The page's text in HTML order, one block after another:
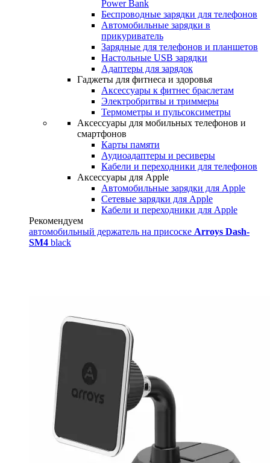
Power Bank
Беспроводные зарядки для телефонов
Автомобильные зарядки в
прикуриватель
Зарядные для телефонов и планшетов
Настольные USB зарядки
Адаптеры для зарядок
Гаджеты для фитнеса и здоровья
Аксессуары к фитнес браслетам
Электробритвы и триммеры
Термометры и пульсоксиметры
Аксессуары для мобильных телефонов и
смартфонов
Карты памяти
Аудиоадаптеры и ресиверы
Кабели и переходники для телефонов
Аксессуары для Apple
Автомобильные зарядки для Apple
Сетевые зарядки для Apple
Кабели и переходники для Apple
Рекомендуем
автомобильный держатель на присоске Arroys Dash-
SM4 black